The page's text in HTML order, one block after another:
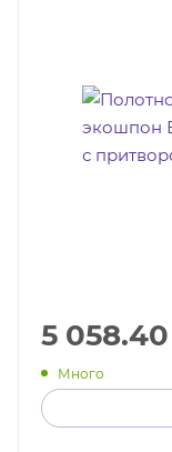
5 058.40
Много